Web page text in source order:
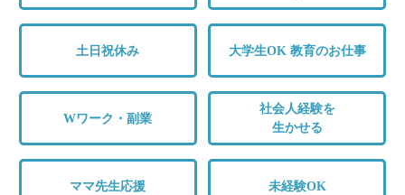
土日祝休み 大学生OK 教育のお仕事
Wワーク・副業
社会人経験を
生かせる
ママ先生応援 未経験OK